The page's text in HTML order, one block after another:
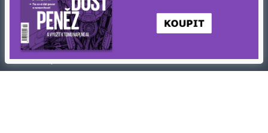
Koupit / darovat předplatné
Eventy
Newslettery
RSS kanály